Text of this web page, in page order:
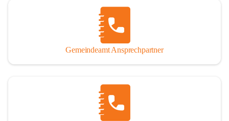
Gemeindeamt Ansprechpartner